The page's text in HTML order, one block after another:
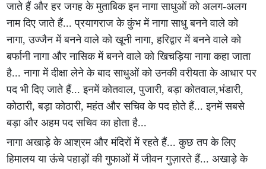
जाते हैं और हर जगह के मुताबिक इन नागा साधुओं को अलग-अलग
नाम दिए जाते हैं... प्रयागराज के कुंभ में नागा साधु बनने वाले को
नागा, उज्जैन में बनने वाले को खूनी नागा, हरिद्वार में बनने वाले को
बर्फानी नागा और नासिक में बनने वाले को खिचड़िया नागा कहा जाता
है... नागा में दीक्षा लेने के बाद साधुओं को उनकी वरीयता के आधार पर
पद भी दिए जाते हैं... इनमें कोतवाल, पुजारी, बड़ा कोतवाल,भंडारी,
कोठारी, बड़ा कोठारी, महंत और सचिव के पद होते हैं... इनमें सबसे
बड़ा और अहम पद सचिव का होता है...
नागा अखाड़े के आश्रम और मंदिरों में रहते हैं... कुछ तप के लिए
हिमालय या ऊंचे पहाड़ों की गुफाओं में जीवन गुज़ारते हैं... अखाड़े के